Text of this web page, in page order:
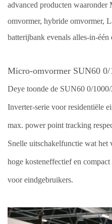
advanced producten waaronder
omvormer, hybride omvormer,
batterijbank evenals alles-in-één
Micro-omvormer SUN60 0/
Deye toonde de SUN60 0/
Inverter-serie voor residentiële
max. power point tracking
Snelle uitschakelfunctie wat het
hoge kosteneffectiefen
voor eindgebruikers.